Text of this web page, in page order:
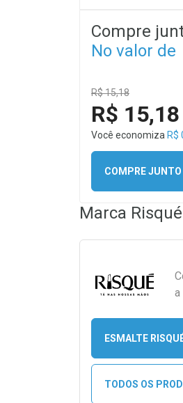
Compre
No valor de
R$ 15,18
R$ 15,18
Você economiza R$
COMPRE JUNTO
Marca Risqué
a
ESMALTE
TODOS OS